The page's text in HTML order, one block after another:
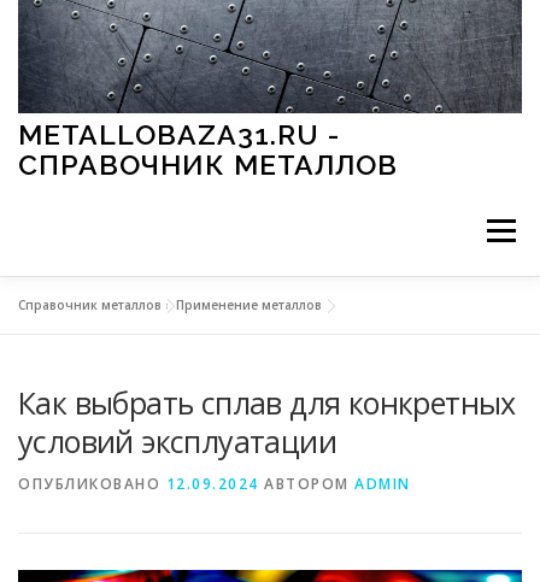
Перейти к содержимому
METALLOBAZA31.RU -
СПРАВОЧНИК МЕТАЛЛОВ
Меню
МЕТАЛЛЫ И ОКРУЖАЮЩАЯ СРЕДА
Справочник металлов »Применение металлов
Как выбрать сплав для конкретных
условий эксплуатации
ОПУБЛИКОВАНО 12.09.2024 АВТОРОМ ADMIN